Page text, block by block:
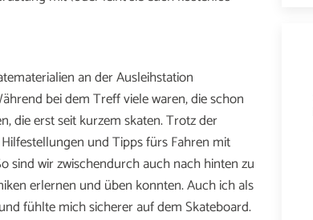
an der Ausleihstation
bei dem Treff viele waren, die schon
die erst seit kurzem skaten. Trotz der
und Tipps fürs Fahren mit
sind wir zwischendurch auch nach hinten zu
erlernen und üben konnten. Auch ich als
fühlte mich sicherer auf dem Skateboard.